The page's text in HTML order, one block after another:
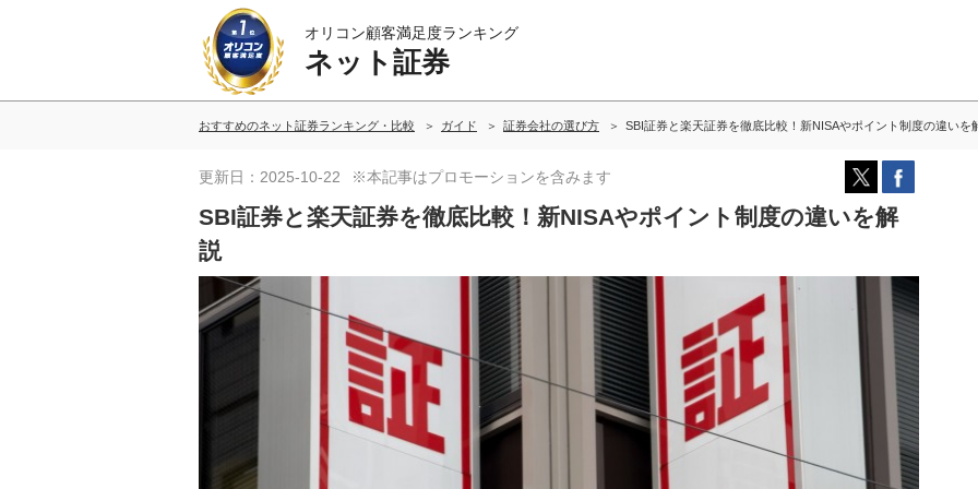
オリコン顧客満足度ランキング
ネット証券
おすすめのネット証券ランキング・比較 ガイド 証券会社の選び方 SBI証券と楽天証券を徹底比較！新NISAやポイント制度の違いを
更新日：2025-10-22 ※本記事はプロモーションを含みます
SBI証券と楽天証券を徹底比較！新NISAやポイント制度の違いを解
説